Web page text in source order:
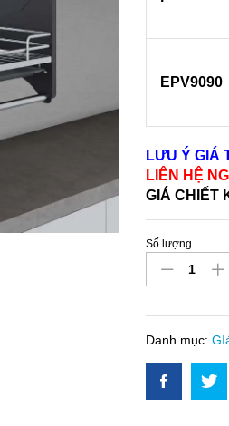
EPV9090
LƯU Ý GIÁ
LIÊN HỆ
GIÁ CHIẾT
Giá
Bát
Đĩa
Inox
304
Nan
Số lượng
Danh mục: